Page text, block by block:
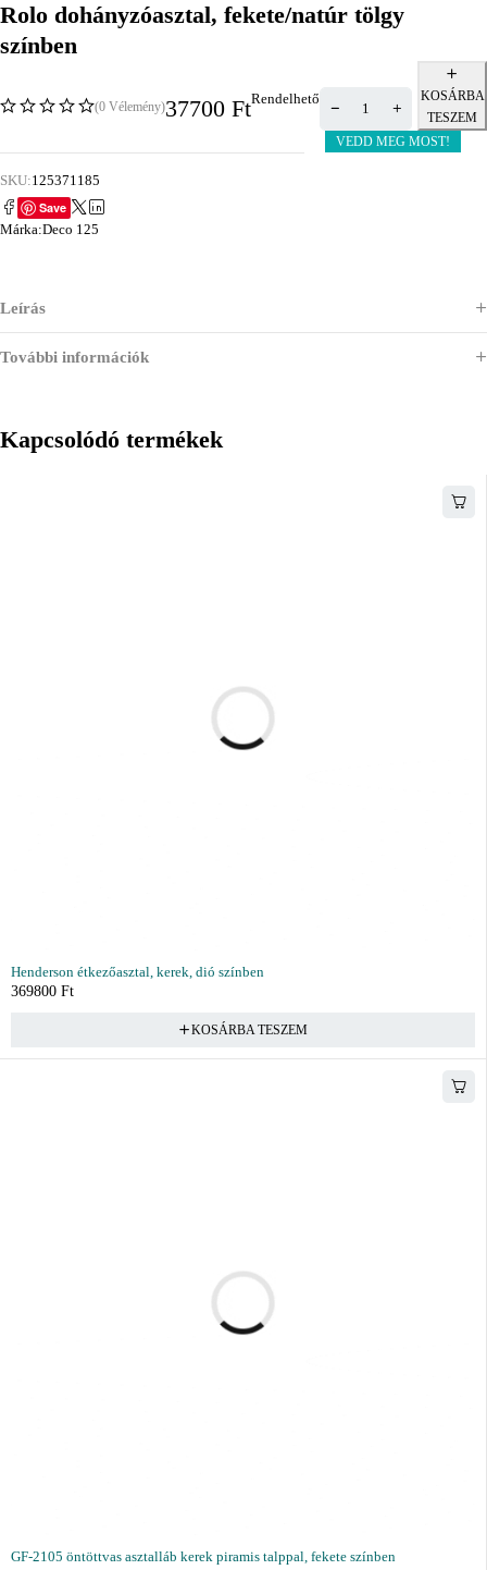
Rolo dohányzóasztal, fekete/natúr tölgy
színben
(0 Vélemény)37700 FtRendelhető
KOSÁRBA
TESZEM
VEDD MEG MOST!
SKU:125371185
Save
Márka:Deco 125
Leírás
További információk
Kapcsolódó termékek
Henderson étkezőasztal, kerek, dió színben
369800 Ft
KOSÁRBA TESZEM
GF-2105 öntöttvas asztalláb kerek piramis talppal, fekete színben